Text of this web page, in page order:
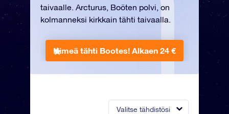
Valitse tähdistösi
taivaalle. Arcturus, Boöten polvi, on
kolmanneksi kirkkain tähti taivaalla.
Nimeä tähti Bootes! Alkaen 24 €